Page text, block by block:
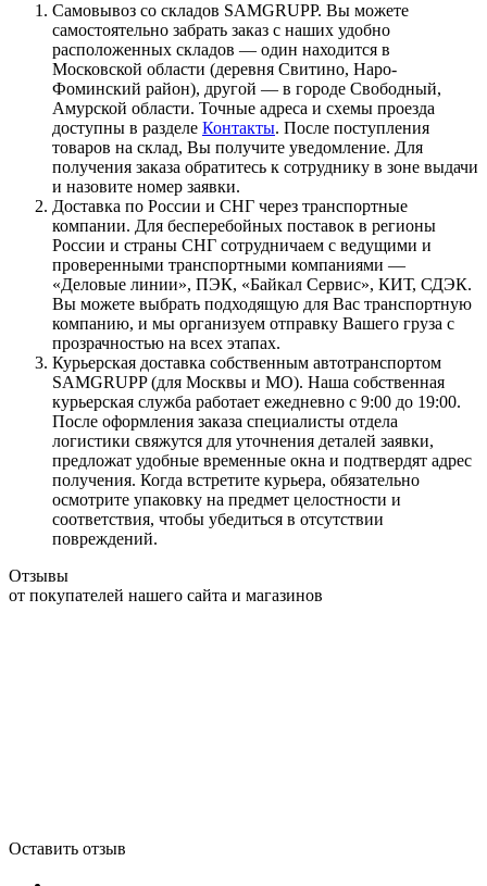
Самовывоз со складов SAMGRUPP. Вы можете
самостоятельно забрать заказ с наших удобно
расположенных складов — один находится в
Московской области (деревня Свитино, Наро-
Фоминский район), другой — в городе Свободный,
Амурской области. Точные адреса и схемы проезда
доступны в разделе Контакты. После поступления
товаров на склад, Вы получите уведомление. Для
получения заказа обратитесь к сотруднику в зоне выдачи
и назовите номер заявки.
Доставка по России и СНГ через транспортные
компании. Для бесперебойных поставок в регионы
России и страны СНГ сотрудничаем с ведущими и
проверенными транспортными компаниями —
«Деловые линии», ПЭК, «Байкал Сервис», КИТ, СДЭК.
Вы можете выбрать подходящую для Вас транспортную
компанию, и мы организуем отправку Вашего груза с
прозрачностью на всех этапах.
Курьерская доставка собственным автотранспортом
SAMGRUPP (для Москвы и МО). Наша собственная
курьерская служба работает ежедневно с 9:00 до 19:00.
После оформления заказа специалисты отдела
логистики свяжутся для уточнения деталей заявки,
предложат удобные временные окна и подтвердят адрес
получения. Когда встретите курьера, обязательно
осмотрите упаковку на предмет целостности и
соответствия, чтобы убедиться в отсутствии
повреждений.
Отзывы
от покупателей нашего сайта и магазинов
Оставить отзыв